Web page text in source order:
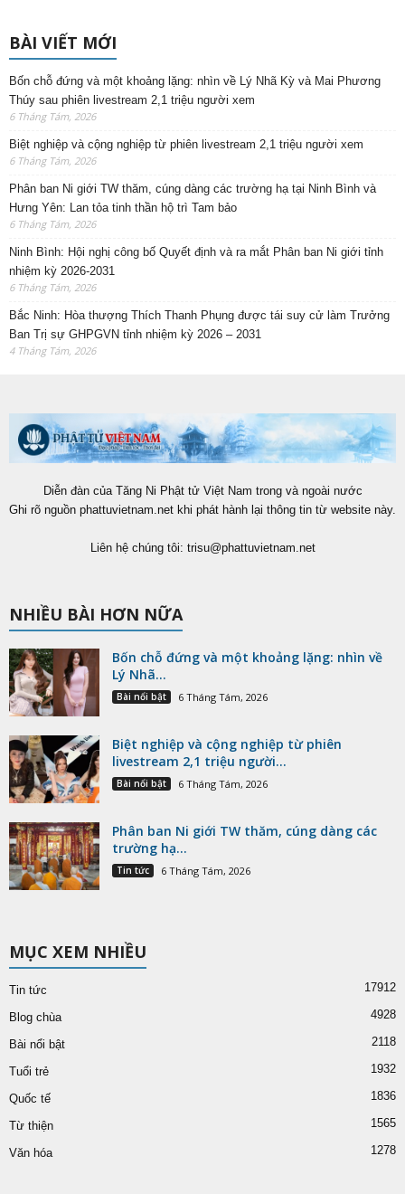
BÀI VIẾT MỚI
Bốn chỗ đứng và một khoảng lặng: nhìn về Lý Nhã Kỳ và Mai Phương
Thúy sau phiên livestream 2,1 triệu người xem
6 Tháng Tám, 2026
Biệt nghiệp và cộng nghiệp từ phiên livestream 2,1 triệu người xem
6 Tháng Tám, 2026
Phân ban Ni giới TW thăm, cúng dàng các trường hạ tại Ninh Bình và
Hưng Yên: Lan tỏa tinh thần hộ trì Tam bảo
6 Tháng Tám, 2026
Ninh Bình: Hội nghị công bố Quyết định và ra mắt Phân ban Ni giới tỉnh
nhiệm kỳ 2026-2031
6 Tháng Tám, 2026
Bắc Ninh: Hòa thượng Thích Thanh Phụng được tái suy cử làm Trưởng
Ban Trị sự GHPGVN tỉnh nhiệm kỳ 2026 – 2031
4 Tháng Tám, 2026
Diễn đàn của Tăng Ni Phật tử Việt Nam trong và ngoài nước
Ghi rõ nguồn phattuvietnam.net khi phát hành lại thông tin từ website này.
Liên hệ chúng tôi: trisu@phattuvietnam.net
NHIỀU BÀI HƠN NỮA
Bốn chỗ đứng và một khoảng lặng: nhìn về
Lý Nhã...
Bài nổi bật 6 Tháng Tám, 2026
Biệt nghiệp và cộng nghiệp từ phiên
livestream 2,1 triệu người...
Bài nổi bật 6 Tháng Tám, 2026
Phân ban Ni giới TW thăm, cúng dàng các
trường hạ...
Tin tức 6 Tháng Tám, 2026
MỤC XEM NHIỀU
Tin tức 17912
Blog chùa 4928
Bài nổi bật 2118
Tuổi trẻ 1932
Quốc tế 1836
Từ thiện 1565
Văn hóa 1278